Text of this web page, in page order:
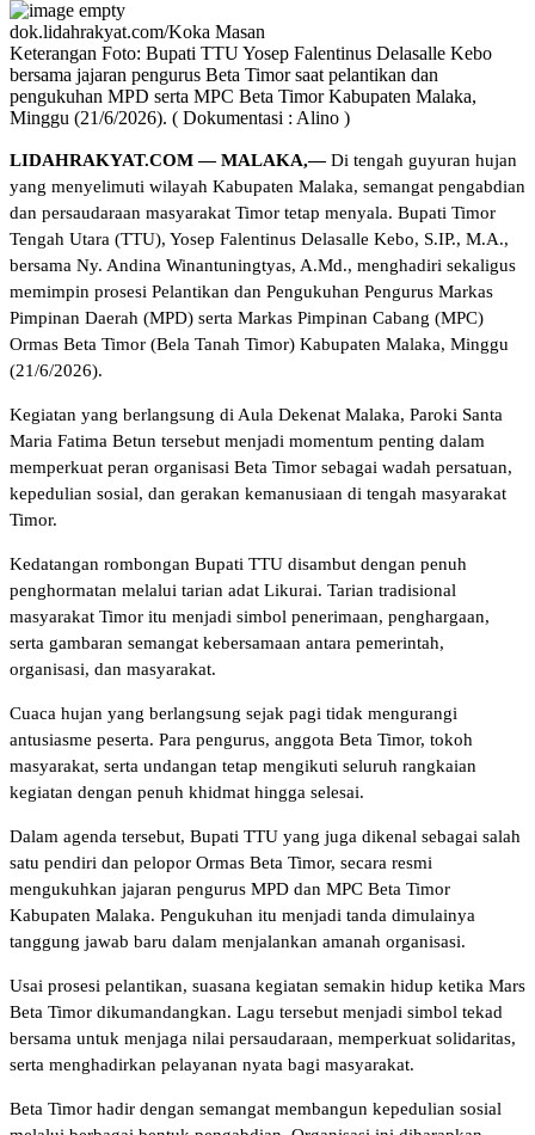
dok.lidahrakyat.com/Koka Masan
Keterangan Foto: Bupati TTU Yosep Falentinus Delasalle Kebo
bersama jajaran pengurus Beta Timor saat pelantikan dan
pengukuhan MPD serta MPC Beta Timor Kabupaten Malaka,
Minggu (21/6/2026). ( Dokumentasi : Alino )
LIDAHRAKYAT.COM — MALAKA,—Di tengah guyuran hujan
yang menyelimuti wilayah Kabupaten Malaka, semangat pengabdian
dan persaudaraan masyarakat Timor tetap menyala. Bupati Timor
Tengah Utara (TTU), Yosep Falentinus Delasalle Kebo, S.IP., M.A.,
bersama Ny. Andina Winantuningtyas, A.Md., menghadiri sekaligus
memimpin prosesi Pelantikan dan Pengukuhan Pengurus Markas
Pimpinan Daerah (MPD) serta Markas Pimpinan Cabang (MPC)
Ormas Beta Timor (Bela Tanah Timor) Kabupaten Malaka, Minggu
(21/6/2026).
Kegiatan yang berlangsung di Aula Dekenat Malaka, Paroki Santa
Maria Fatima Betun tersebut menjadi momentum penting dalam
memperkuat peran organisasi Beta Timor sebagai wadah persatuan,
kepedulian sosial, dan gerakan kemanusiaan di tengah masyarakat
Timor.
Kedatangan rombongan Bupati TTU disambut dengan penuh
penghormatan melalui tarian adat Likurai. Tarian tradisional
masyarakat Timor itu menjadi simbol penerimaan, penghargaan,
serta gambaran semangat kebersamaan antara pemerintah,
organisasi, dan masyarakat.
Cuaca hujan yang berlangsung sejak pagi tidak mengurangi
antusiasme peserta. Para pengurus, anggota Beta Timor, tokoh
masyarakat, serta undangan tetap mengikuti seluruh rangkaian
kegiatan dengan penuh khidmat hingga selesai.
Dalam agenda tersebut, Bupati TTU yang juga dikenal sebagai salah
satu pendiri dan pelopor Ormas Beta Timor, secara resmi
mengukuhkan jajaran pengurus MPD dan MPC Beta Timor
Kabupaten Malaka. Pengukuhan itu menjadi tanda dimulainya
tanggung jawab baru dalam menjalankan amanah organisasi.
Usai prosesi pelantikan, suasana kegiatan semakin hidup ketika Mars
Beta Timor dikumandangkan. Lagu tersebut menjadi simbol tekad
bersama untuk menjaga nilai persaudaraan, memperkuat solidaritas,
serta menghadirkan pelayanan nyata bagi masyarakat.
Beta Timor hadir dengan semangat membangun kepedulian sosial